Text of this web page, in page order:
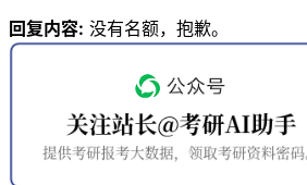
回复内容: 没有名额，抱歉。